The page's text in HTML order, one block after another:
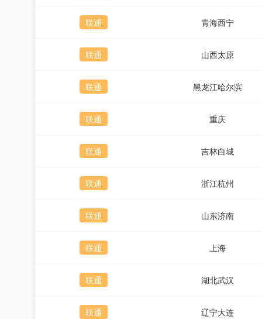
联通 青海西宁
联通 山西太原
联通 黑龙江哈尔滨
联通 重庆
联通 吉林白城
联通 浙江杭州
联通 山东济南
联通 上海
联通 湖北武汉
联通 辽宁大连